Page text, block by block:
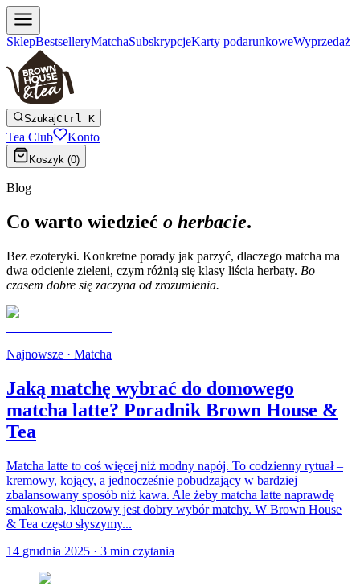
SklepBestselleryMatchaSubskrypcjeKarty podarunkoweWyprzedaż
SzukajCtrl K
Tea Club Konto
Koszyk (0)
Blog
Co warto wiedzieć o herbacie.
Bez ezoteryki. Konkretne porady jak parzyć, dlaczego matcha ma
dwa odcienie zieleni, czym różnią się klasy liścia herbaty. Bo
czasem dobre się zaczyna od zrozumienia.
Najnowsze · Matcha
Jaką matchę wybrać do domowego
matcha latte? Poradnik Brown House &
Tea
Matcha latte to coś więcej niż modny napój. To codzienny rytuał –
kremowy, kojący, a jednocześnie pobudzający w bardziej
zbalansowany sposób niż kawa. Ale żeby matcha latte naprawdę
smakowała, kluczowy jest dobry wybór matchy. W Brown House
& Tea często słyszymy...
14 grudnia 2025 · 3 min czytania